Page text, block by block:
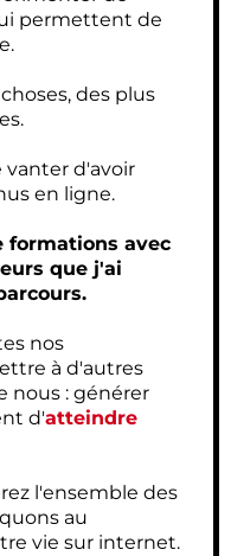
permettent de
des plus
vanter d'avoir
en ligne.
formations avec
que j'ai
nos
à d'autres
nous : générer
d'atteindre
l'ensemble des
au
vie sur internet.